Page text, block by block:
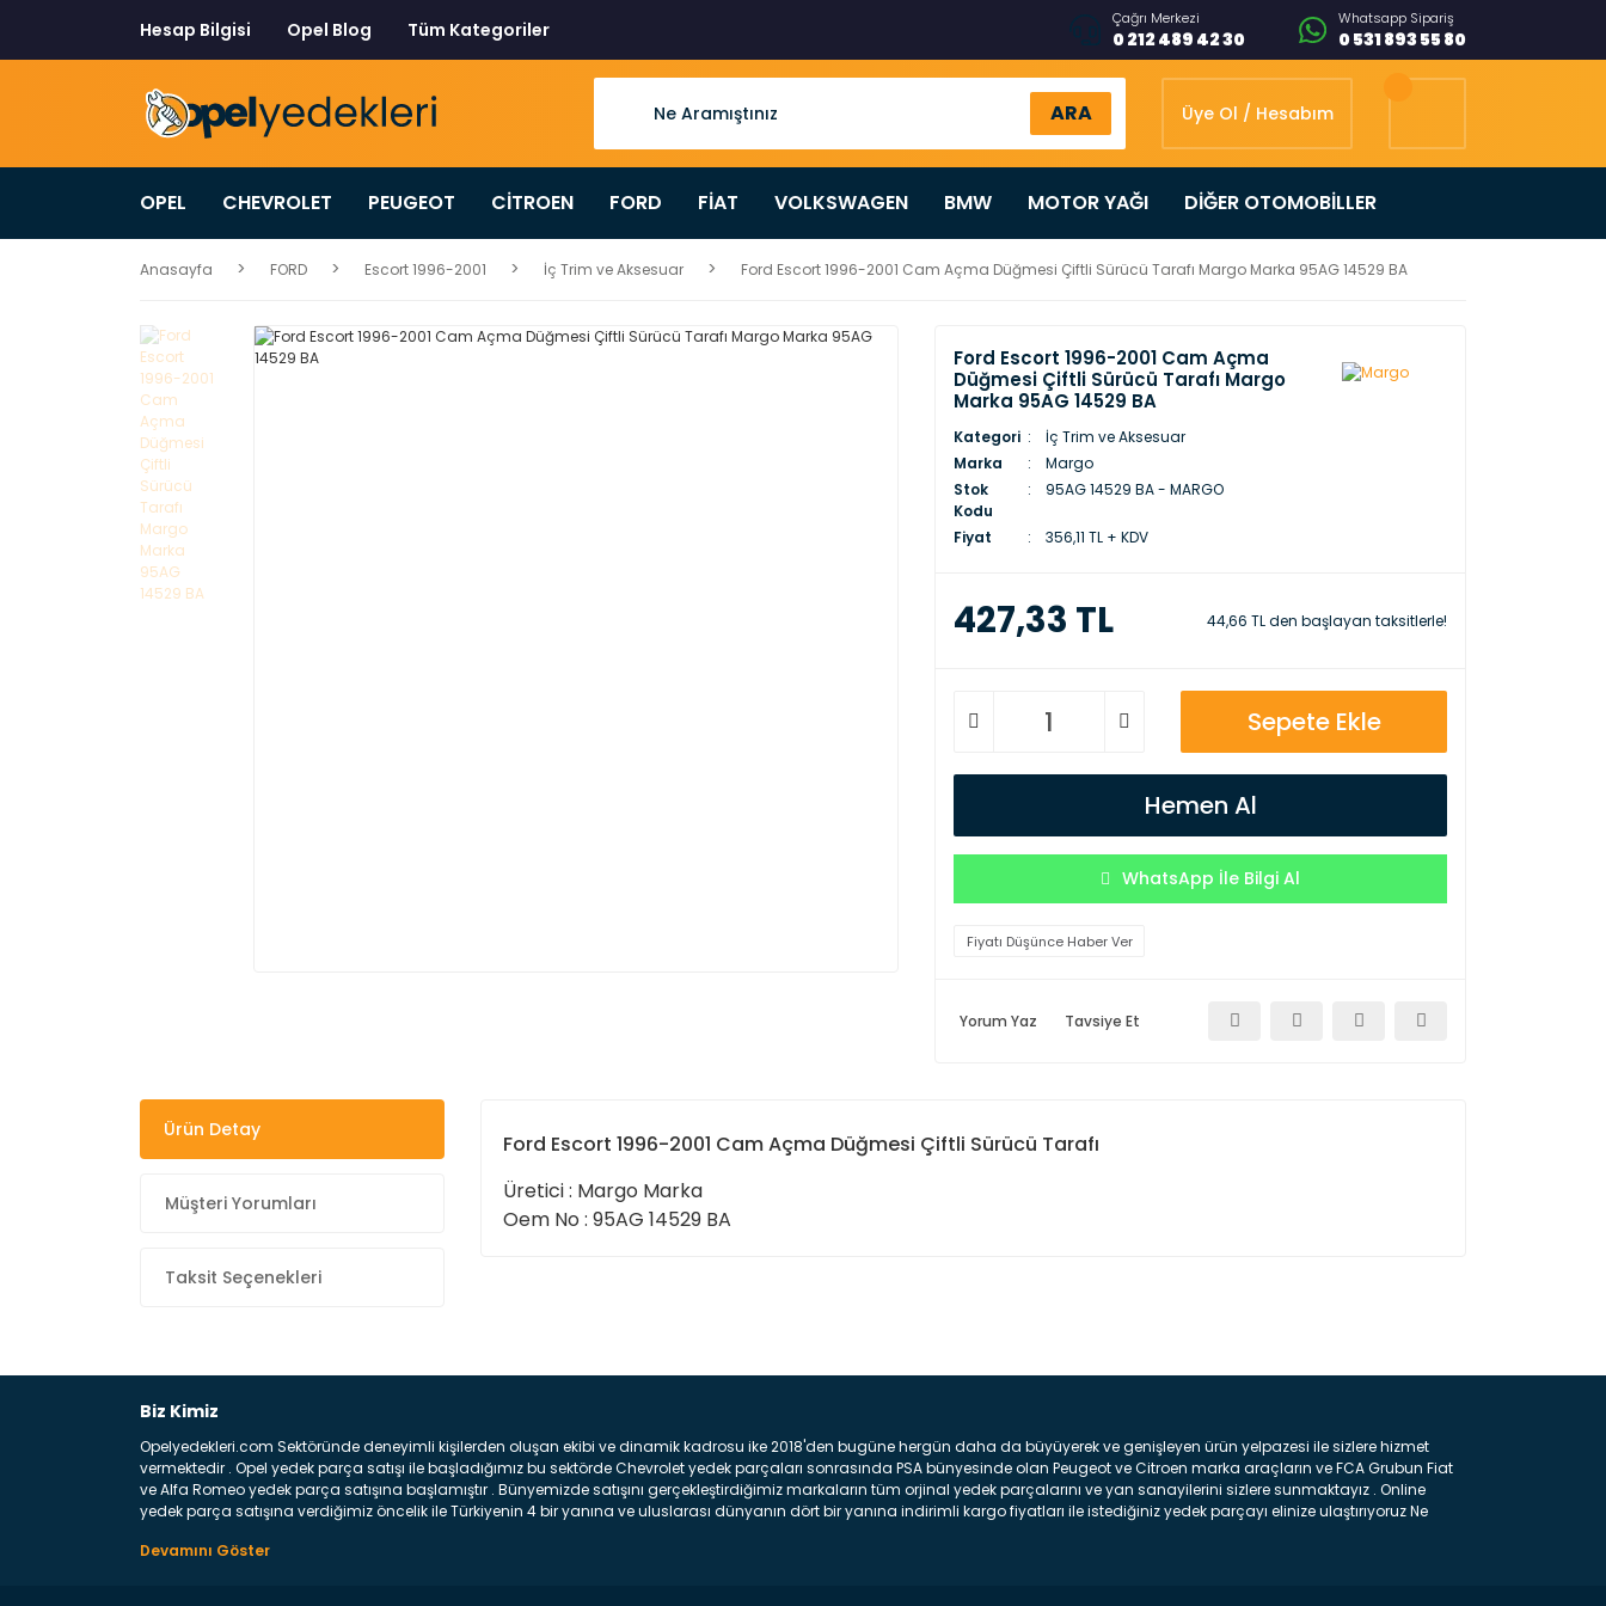
Hesap Bilgisi Opel Blog Tüm Kategoriler Çağrı Merkezi
0 212 489 42 30
Whatsapp Sipariş
0 531 893 55 80
ARA Üye Ol / Hesabım
OPEL CHEVROLET PEUGEOT CİTROEN FORD FİAT VOLKSWAGEN BMW MOTOR YAĞI DİĞER OTOMOBİLLER
Anasayfa FORD Escort 1996-2001 İç Trim ve Aksesuar Ford Escort 1996-2001 Cam Açma Düğmesi Çiftli Sürücü Tarafı Margo Marka 95AG 14529 BA
Ford Escort 1996-2001 Cam Açma
Düğmesi Çiftli Sürücü Tarafı Margo
Marka 95AG 14529 BA
Kategori
İç Trim ve Aksesuar
Marka
Margo
Stok
Kodu
95AG 14529 BA - MARGO
Fiyat 356,11 TL + KDV
427,33 TL 44,66 TL den başlayan taksitlerle!
Sepete Ekle
Hemen Al
WhatsApp İle Bilgi Al
Fiyatı Düşünce Haber Ver
Yorum Yaz Tavsiye Et
Ürün Detay
Müşteri Yorumları
Taksit Seçenekleri
Ford Escort 1996-2001 Cam Açma Düğmesi Çiftli Sürücü Tarafı
Üretici : Margo Marka
Oem No : 95AG 14529 BA
Biz Kimiz
Opelyedekleri.com Sektöründe deneyimli kişilerden oluşan ekibi ve dinamik kadrosu ike 2018'den bugüne hergün daha da büyüyerek ve genişleyen ürün yelpazesi ile sizlere hizmet
vermektedir . Opel yedek parça satışı ile başladığımız bu sektörde Chevrolet yedek parçaları sonrasında PSA bünyesinde olan Peugeot ve Citroen marka araçların ve FCA Grubun Fiat
ve Alfa Romeo yedek parça satışına başlamıştır . Bünyemizde satışını gerçekleştirdiğimiz markaların tüm orjinal yedek parçalarını ve yan sanayilerini sizlere sunmaktayız . Online
yedek parça satışına verdiğimiz öncelik ile Türkiyenin 4 bir yanına ve uluslarası dünyanın dört bir yanına indirimli kargo fiyatları ile istediğiniz yedek parçayı elinize ulaştırıyoruz Ne
belirttiğimiz parçalar sizlere fikir sağlayacaktır. Ön Tampon : Aracınızın ön kısmında bulunan plastik darbe emici amacı ile yapılmış olan kaporta aksam parçasıdır. Çamurluk :